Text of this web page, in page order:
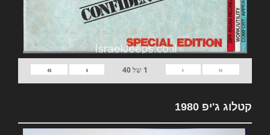
«
‹
1 של40
›
»
קטלוג ג'יפ 1980